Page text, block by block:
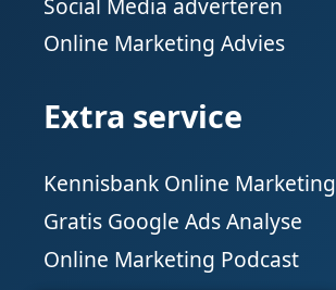
Online Marketing Advies
Extra service
Kennisbank Online Marketing
Gratis Google Ads Analyse
Online Marketing Podcast